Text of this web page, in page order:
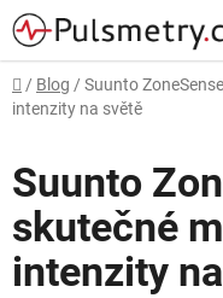
Přejít
na
obsah
Domů
/ Blog / Suunto
intenzity na světě
Suunto
skutečné
intenzity